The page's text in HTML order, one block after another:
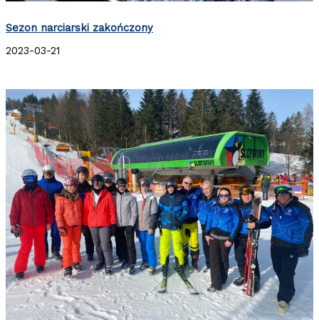
Sezon narciarski zakończony
2023-03-21